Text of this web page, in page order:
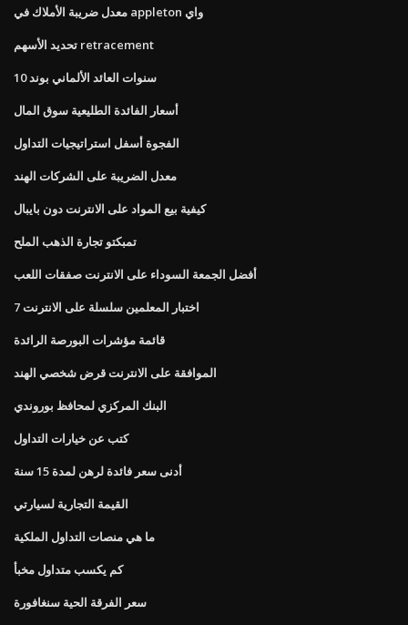
معدل ضريبة الأملاك في appleton واي
تحديد الأسهم retracement
10 سنوات العائد الألماني بوند
أسعار الفائدة الطليعية سوق المال
الفجوة أسفل استراتيجيات التداول
معدل الضريبة على الشركات الهند
كيفية بيع المواد على الانترنت دون بايبال
تمبكتو تجارة الذهب الملح
أفضل الجمعة السوداء على الانترنت صفقات اللعب
اختبار المعلمين سلسلة على الانترنت 7
قائمة مؤشرات البورصة الرائدة
الموافقة على الانترنت قرض شخصي الهند
البنك المركزي لمحافظ بوروندي
كتب عن خيارات التداول
أدنى سعر فائدة لرهن لمدة 15 سنة
القيمة التجارية لسيارتي
ما هي منصات التداول الملكية
كم يكسب متداول مخبأ
سعر الفرقة الحية سنغافورة